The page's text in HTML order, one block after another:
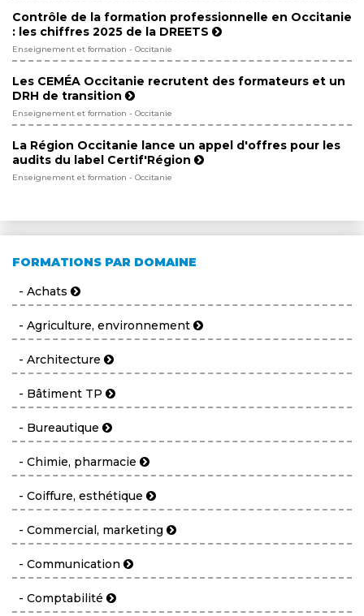
Contrôle de la formation professionnelle en Occitanie
: les chiffres 2025 de la DREETS
Enseignement et formation - Occitanie
Les CEMÉA Occitanie recrutent des formateurs et un
DRH de transition
Enseignement et formation - Occitanie
La Région Occitanie lance un appel d'offres pour les
audits du label Certif'Région
Enseignement et formation - Occitanie
FORMATIONS PAR DOMAINE
- Achats
- Agriculture, environnement
- Architecture
- Bâtiment TP
- Bureautique
- Chimie, pharmacie
- Coiffure, esthétique
- Commercial, marketing
- Communication
- Comptabilité